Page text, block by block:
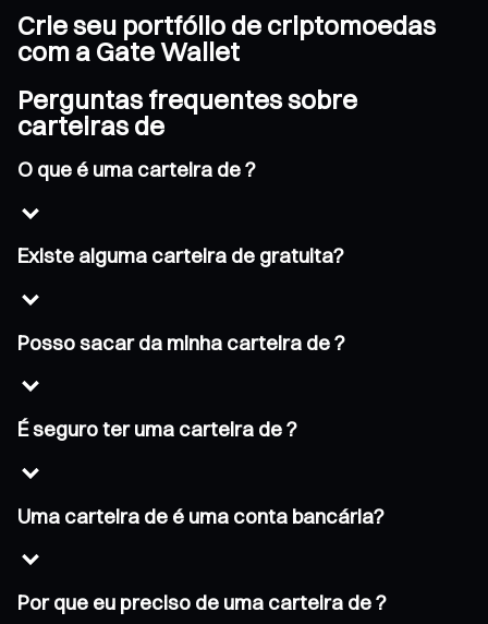
Crie seu portfólio de criptomoedas
com a Gate Wallet
Perguntas frequentes sobre
carteiras de
O que é uma carteira de ?
Existe alguma carteira de gratuita?
Posso sacar da minha carteira de ?
É seguro ter uma carteira de ?
Uma carteira de é uma conta bancária?
Por que eu preciso de uma carteira de ?